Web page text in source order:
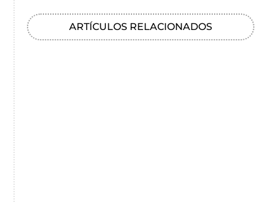
ARTÍCULOS RELACIONADOS